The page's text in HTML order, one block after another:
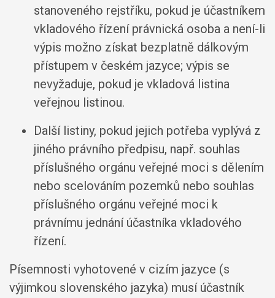
stanoveného rejstříku, pokud je účastníkem
vkladového řízení právnická osoba a není-li
výpis možno získat bezplatně dálkovým
přístupem v českém jazyce; výpis se
nevyžaduje, pokud je vkladová listina
veřejnou listinou.
Další listiny, pokud jejich potřeba vyplývá z
jiného právního předpisu, např. souhlas
příslušného orgánu veřejné moci s dělením
nebo scelováním pozemků nebo souhlas
příslušného orgánu veřejné moci k
právnímu jednání účastníka vkladového
řízení.
Písemnosti vyhotovené v cizím jazyce (s
výjimkou slovenského jazyka) musí účastník